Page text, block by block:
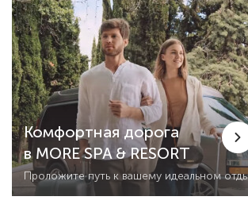
Комфортная дорога
в MORE SPA & RESORT
Проложите путь к вашему идеальном